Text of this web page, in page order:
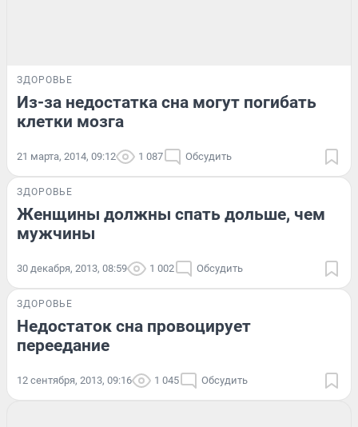
ЗДОРОВЬЕ
Из-за недостатка сна могут погибать
клетки мозга
21 марта, 2014, 09:12 1 087 Обсудить
ЗДОРОВЬЕ
Женщины должны спать дольше, чем
мужчины
30 декабря, 2013, 08:59 1 002 Обсудить
ЗДОРОВЬЕ
Недостаток сна провоцирует
переедание
12 сентября, 2013, 09:16 1 045 Обсудить